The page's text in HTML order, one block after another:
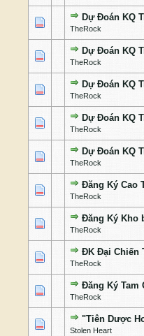
Dự Đoán KQ
TheRock
1 Bỏ phiếu -
123
Dự Đoán KQ
TheRock
1 Bỏ phiếu
123
Dự Đoán KQ
TheRock
1 Bỏ phiếu
12
Dự Đoán KQ
TheRock
1 Bỏ phiếu
123
Dự Đoán KQ
TheRock
1 Bỏ phiếu
12
Đăng Ký Cao
TheRock
1 Bỏ phiếu
123 4
Đăng Ký Kho
TheRock
1 Bỏ phiếu
123
ĐK Đại Chiến
TheRock
2 Bỏ phiếu -
123
Đăng Ký Tam
TheRock
2 Bỏ phiếu
123
"Tiên Dược
Stolen Heart
0 Bỏ phiếu - 0 của
123